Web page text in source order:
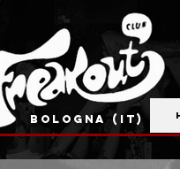
BOLOGNA (IT)